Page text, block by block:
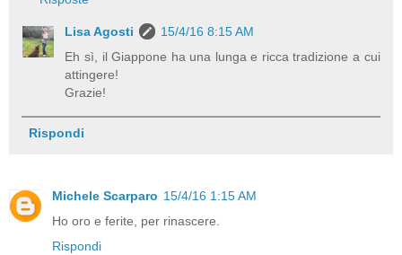
Lisa Agosti
15/4/16 8:15 AM
Eh sì, il Giappone ha una lunga e ricca tradizione a cui
attingere!
Grazie!
Rispondi
Michele Scarparo 15/4/16 1:15 AM
Ho oro e ferite, per rinascere.
Rispondi